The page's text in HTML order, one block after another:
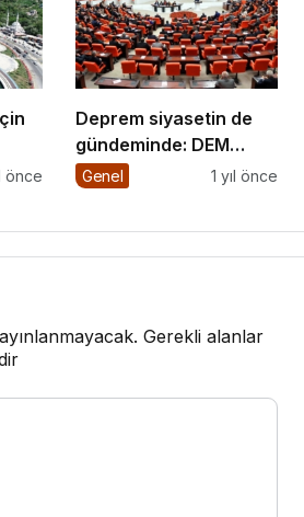
önce
Deprem siyasetin de
gündeminde: DEM
Parti’den önerge
Genel 1 yıl önce
Gerekli alanlar